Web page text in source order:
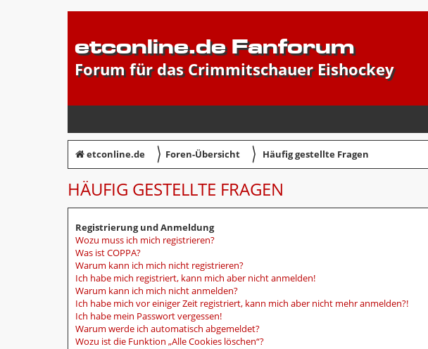
etconline.de Fanforum
Forum für das Crimmitschauer Eishockey
etconline.de 〉 Foren-Übersicht 〉 Häufig gestellte Fragen
HÄUFIG GESTELLTE FRAGEN
Registrierung und Anmeldung
Wozu muss ich mich registrieren?
Was ist COPPA?
Warum kann ich mich nicht registrieren?
Ich habe mich registriert, kann mich aber nicht anmelden!
Warum kann ich mich nicht anmelden?
Ich habe mich vor einiger Zeit registriert, kann mich aber nicht mehr anmelden?!
Ich habe mein Passwort vergessen!
Warum werde ich automatisch abgemeldet?
Wozu ist die Funktion „Alle Cookies löschen“?